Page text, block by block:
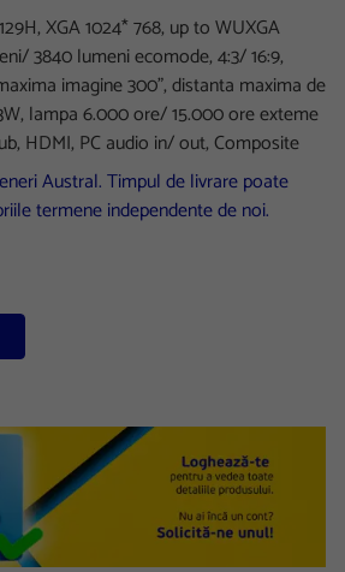
XGA 1024* 768, up to WUXGA
3840 lumeni ecomode, 4:3/ 16:9,
imagine 300", distanta maxima de
lampa 6.000 ore/ 15.000 ore exteme
HDMI, PC audio in/ out, Composite
Austral. Timpul de livrare poate
termene independente de noi.